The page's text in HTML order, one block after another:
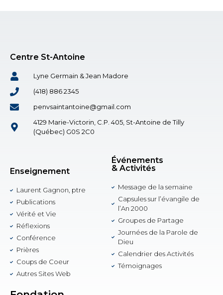
Centre St-Antoine
Lyne Germain & Jean Madore
(418) 886 2345
penvsaintantoine@gmail.com
4129 Marie-Victorin, C.P. 405, St-Antoine de Tilly
(Québec) G0S 2C0
Enseignement
Laurent Gagnon, ptre
Publications
Vérité et Vie
Réflexions
Conférence
Prières
Coups de Coeur
Autres Sites Web
Événements
& Activités
Message de la semaine
Capsules sur l’évangile de
l’An 2000
Groupes de Partage
Journées de la Parole de
Dieu
Calendrier des Activités
Témoignages